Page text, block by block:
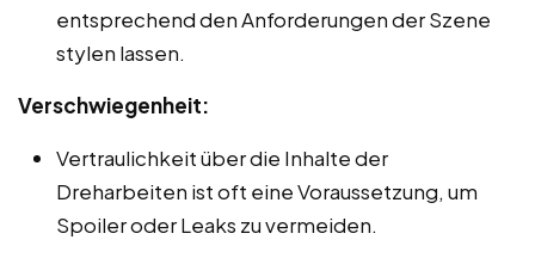
entsprechend den Anforderungen der Szene
stylen lassen.
Verschwiegenheit:
Vertraulichkeit über die Inhalte der
Dreharbeiten ist oft eine Voraussetzung, um
Spoiler oder Leaks zu vermeiden.